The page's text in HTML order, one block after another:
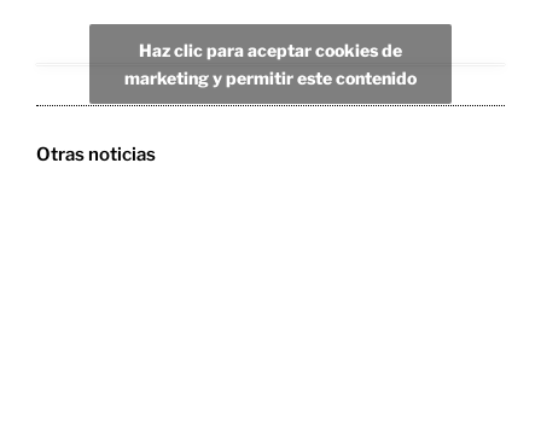
Haz clic para aceptar cookies de
marketing y permitir este contenido
Otras noticias